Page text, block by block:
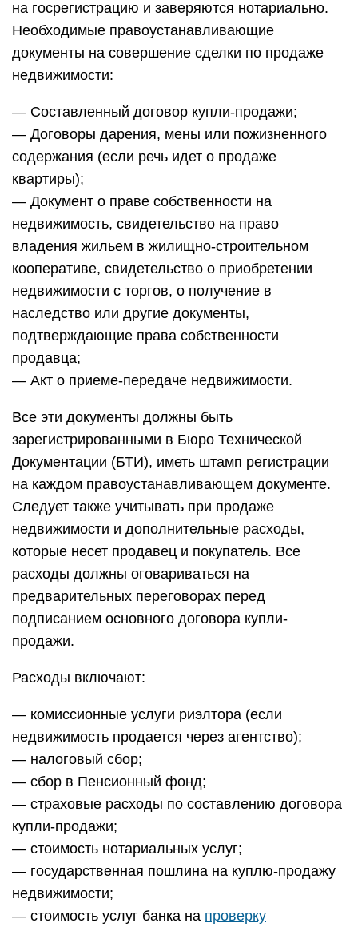
на госрегистрацию и заверяются нотариально.
Необходимые правоустанавливающие
документы на совершение сделки по продаже
недвижимости:
— Составленный договор купли-продажи;
— Договоры дарения, мены или пожизненного
содержания (если речь идет о продаже
квартиры);
— Документ о праве собственности на
недвижимость, свидетельство на право
владения жильем в жилищно-строительном
кооперативе, свидетельство о приобретении
недвижимости с торгов, о получение в
наследство или другие документы,
подтверждающие права собственности
продавца;
— Акт о приеме-передаче недвижимости.
Все эти документы должны быть
зарегистрированными в Бюро Технической
Документации (БТИ), иметь штамп регистрации
на каждом правоустанавливающем документе.
Следует также учитывать при продаже
недвижимости и дополнительные расходы,
которые несет продавец и покупатель. Все
расходы должны оговариваться на
предварительных переговорах перед
подписанием основного договора купли-
продажи.
Расходы включают:
— комиссионные услуги риэлтора (если
недвижимость продается через агентство);
— налоговый сбор;
— сбор в Пенсионный фонд;
— страховые расходы по составлению договора
купли-продажи;
— стоимость нотариальных услуг;
— государственная пошлина на куплю-продажу
недвижимости;
— стоимость услуг банка на проверку